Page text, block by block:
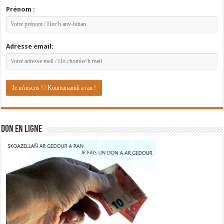
Prénom :
Adresse email:
DON EN LIGNE